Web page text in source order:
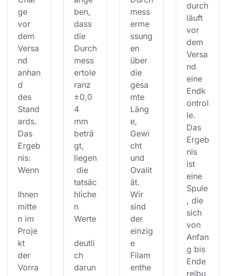
ge
vor
dem
Versa
nd
anhan
d
des
Stand
ards.
Das
Ergeb
nis:
Wenn
Ihnen
mitte
n im
Proje
kt
der
Vorra
ben,
dass
die
Durch
mess
ertole
ranz
±0,0
4
mm
beträ
gt,
liegen
die
tatsäc
hliche
n
Werte
deutli
ch
darun
mess
erme
ssung
en
über
die
gesa
mte
Läng
e,
Gewi
cht
und
Ovalit
ät.
Wir
sind
der
einzig
e
Filam
enthe
durch
läuft
vor
dem
Versa
nd
eine
Endk
ontrol
le.
Das
Ergeb
nis
ist
eine
Spule
, die
sich
von
Anfan
g bis
Ende
reibu